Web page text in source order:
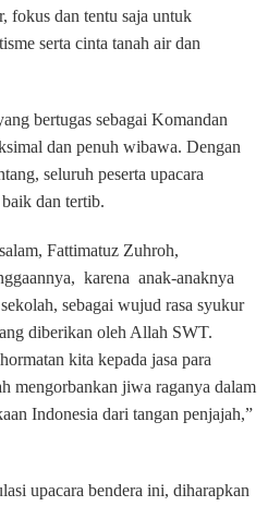
fokus dan tentu saja untuk
serta cinta tanah air dan
bertugas sebagai Komandan
dan penuh wibawa. Dengan
seluruh peserta upacara
dan tertib.
Fattimatuz Zuhroh,
karena anak-anaknya
sebagai wujud rasa syukur
diberikan oleh Allah SWT.
kita kepada jasa para
mengorbankan jiwa raganya dalam
Indonesia dari tangan penjajah,”
upacara bendera ini, diharapkan